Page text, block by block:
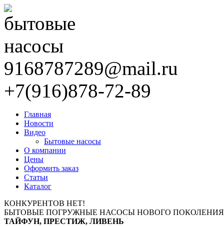
9168787289@mail.ru
+7(916)878-72-89
Главная
Новости
Видео
Бытовые насосы
О компании
Цены
Оформить заказ
Статьи
Каталог
КОНКУРЕНТОВ НЕТ!
БЫТОВЫЕ ПОГРУЖНЫЕ НАСОСЫ НОВОГО
ТАЙФУН, ПРЕСТИЖ, ЛИВЕНЬ